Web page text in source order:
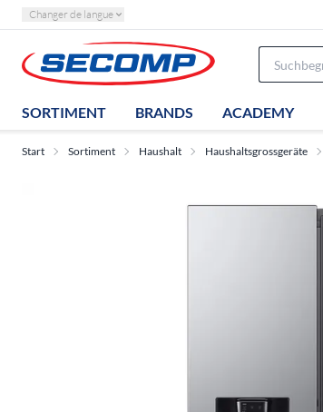
Changer de langue
SORTIMENT BRANDS ACADEMY
Start Sortiment Haushalt Haushaltsgrossgeräte